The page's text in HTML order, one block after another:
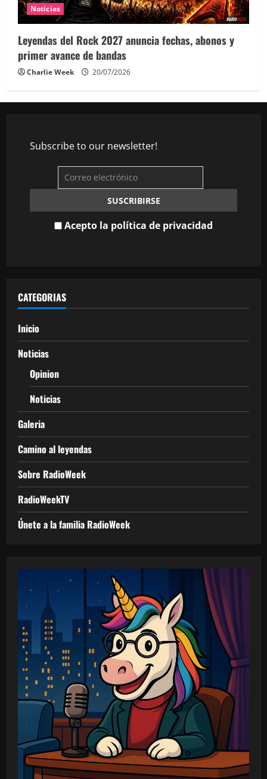
Noticias
Leyendas del Rock 2027 anuncia fechas, abonos y
primer avance de bandas
Charlie Week 20/07/2026
Subscribe to our newsletter!
Acepto la política de privacidad
CATEGORIAS
Inicio
Noticias
Opinion
Noticias
Galeria
Camino al leyendas
Sobre RadioWeek
RadioWeekTV
Únete a la familia RadioWeek